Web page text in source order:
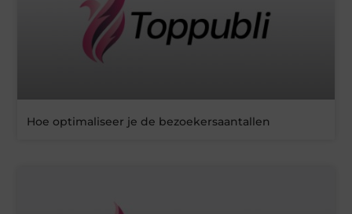
Hoe optimaliseer je de bezoekersaantallen